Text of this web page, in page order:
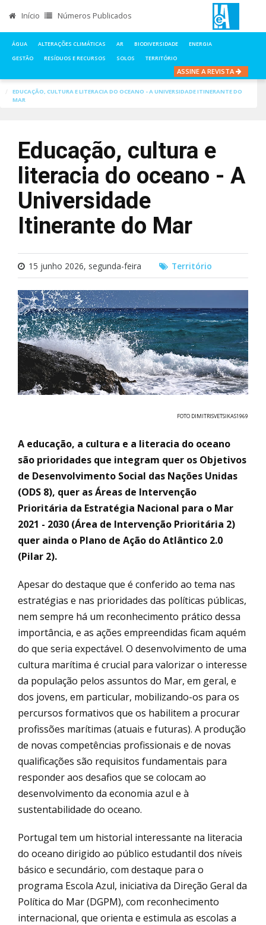
Início Números Publicados
ÁGUA ALTERAÇÕES CLIMÁTICAS AR BIODIVERSIDADE
ENERGIA
GESTÃO
RESÍDUOS E RECURSOS SOLOS TERRITÓRIO
ASSINE A REVISTA
EDUCAÇÃO, CULTURA E LITERACIA DO OCEANO - A UNIVERSIDADE ITINERANTE DO
MAR
Educação, cultura e
literacia do oceano - A
Universidade
Itinerante do Mar
15 junho 2026, segunda-feira Território
FOTO DIMITRISVETSIKAS1969
A educação, a cultura e a literacia do oceano
são prioridades que integram quer os Objetivos
de Desenvolvimento Social das Nações Unidas
(ODS 8), quer as Áreas de Intervenção
Prioritária da Estratégia Nacional para o Mar
2021 - 2030 (Área de Intervenção Prioritária 2)
quer ainda o Plano de Ação do Atlântico 2.0
(Pilar 2).
Apesar do destaque que é conferido ao tema nas
estratégias e nas prioridades das políticas públicas,
nem sempre há um reconhecimento prático dessa
importância, e as ações empreendidas ficam aquém
do que seria expectável. O desenvolvimento de uma
cultura marítima é crucial para valorizar o interesse
da população pelos assuntos do Mar, em geral, e
dos jovens, em particular, mobilizando-os para os
percursos formativos que os habilitem a procurar
profissões marítimas (atuais e futuras). A produção
de novas competências profissionais e de novas
qualificações são requisitos fundamentais para
responder aos desafios que se colocam ao
desenvolvimento da economia azul e à
sustentabilidade do oceano.
Portugal tem um historial interessante na literacia
do oceano dirigido ao público estudantil dos níveis
básico e secundário, com destaque para o
programa Escola Azul, iniciativa da Direção Geral da
Política do Mar (DGPM), com reconhecimento
internacional, que orienta e estimula as escolas a